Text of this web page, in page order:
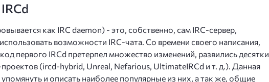
как IRC daemon) - это, собственно, сам IRC-сервер,
возможности IRC-чата. Со времени своего написания,
первого IRCd претерпел множество изменений, развились десятки
(ircd-hybrid, Unreal, Nefarious, UltimateIRCd и т. д.). Данная
упомянуть и описать наиболее популярные из них, а так же, общие